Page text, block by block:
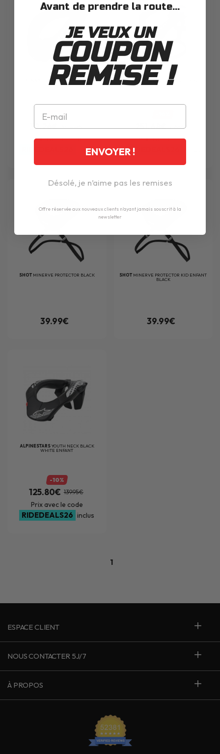
NECK PROTECTOR KID
-15%
32.26€ 38.00€
Prix avec le code
inclus
REV'ITNECK BRACE SEGUR NOIR
251.68€ 279.99€
Prix avec le code
RIDEDEALS26
SHOT MINERVE PROTECTOR BLACK
39.99€
SHOT MINERVE PROTECTOR KID ENFANT
BLACK
39.99€
ALPINESTARSYOUTH NECK BLACK
WHITE ENFANT
-10%
125.80€ 139.95€
Prix avec le code
RIDEDEALS26 inclus
1
ESPACE CLIENT
NOUS CONTACTER 5J/7
À PROPOS
Avant de prendre la route...
JE VEUX UN
COUPON
REMISE !
ENVOYER !
Désolé, je n’aime pas les remises
Offre réservée aux nouveaux clients n'ayant jamais souscrit à la
newsletter